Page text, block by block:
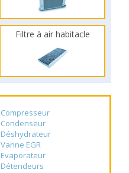
Filtre à air habitacle
Compresseur
Condenseur
Déshydrateur
Vanne EGR
Evaporateur
Détendeurs